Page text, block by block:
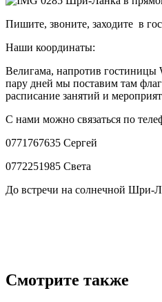
Пишите, звоните, заходите в
Наши координаты:
Велигама, напротив гостиницы
пару дней мы поставим там
расписание занятий и
С нами можно связаться по
0771767635 Сергей
0772251985 Света
До встречи на солнечной Шри-
Смотрите также